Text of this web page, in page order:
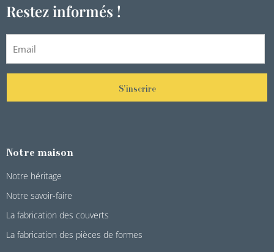
Restez informés !
S'inscrire
Notre maison
Notre héritage
Notre savoir-faire
La fabrication des couverts
La fabrication des pièces de formes